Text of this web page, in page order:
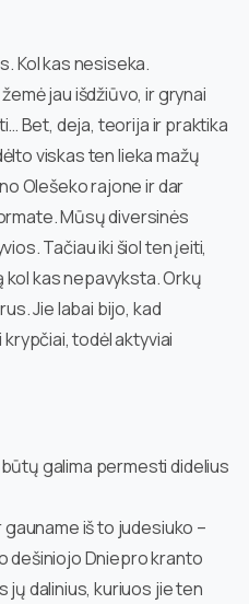
Kol kas nesiseka.
jau išdžiūvo, ir grynai
Bet, deja, teorija ir praktika
viskas ten lieka mažų
Olešeko rajone ir dar
Mūsų diversinės
Tačiau iki šiol ten įeiti,
kas nepavyksta. Orkų
Jie labai bijo, kad
todėl aktyviai
galima permesti didelius
iš to judesiuko –
dešiniojo Dniepro kranto
jų dalinius, kuriuos jie ten